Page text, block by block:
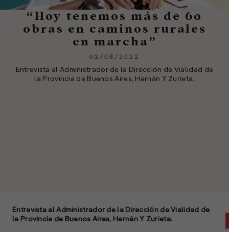
“Hoy tenemos más de 60
obras en caminos rurales
en marcha”
02/08/2022
Entrevista al Administrador de la Dirección de Vialidad de
la Provincia de Buenos Aires, Hernán Y Zurieta.
Entrevista al Administrador de la Dirección de Vialidad de
la Provincia de Buenos Aires, Hernán Y Zurieta.